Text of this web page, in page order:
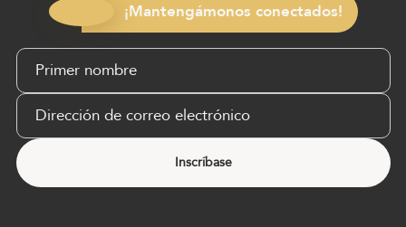
¡Mantengámonos conectados!